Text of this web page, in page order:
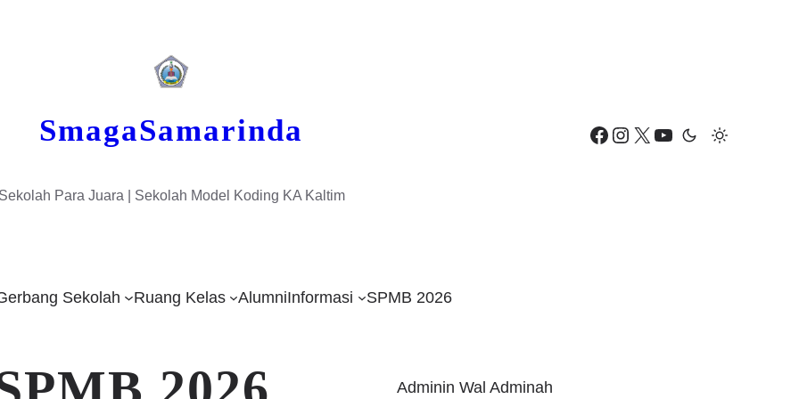
SmagaSamarinda
Sekolah Para Juara | Sekolah Model Koding KA Kaltim
Facebook Instagram X YouTube
Sekolah Ruang Kelas AlumniInformasi SPMB 2026
Adminin Wal Adminah